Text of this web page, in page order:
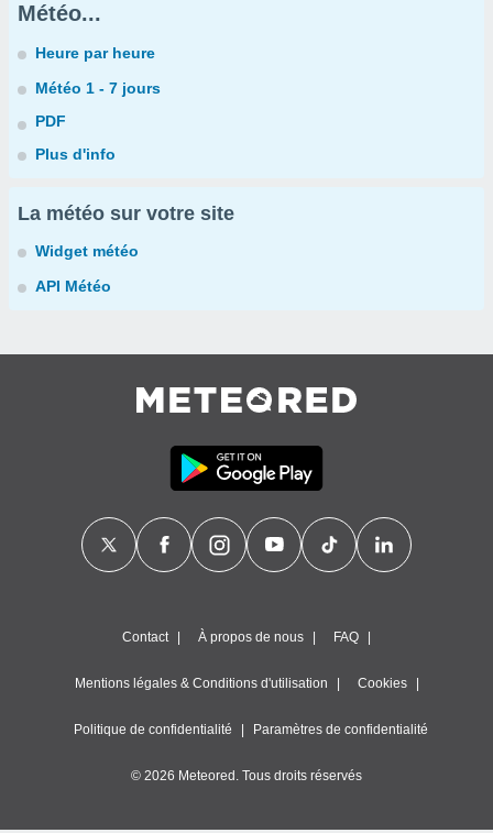
Météo...
Heure par heure
Météo 1 - 7 jours
PDF
Plus d'info
La météo sur votre site
Widget météo
API Météo
Contact À propos de nous FAQ
Mentions légales & Conditions d'utilisation Cookies
Politique de confidentialité Paramètres de confidentialité
© 2026 Meteored. Tous droits réservés